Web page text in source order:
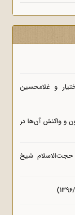
و غلامحسین
و واکنش آن‌ها در
حجت‌الاسلام شیخ